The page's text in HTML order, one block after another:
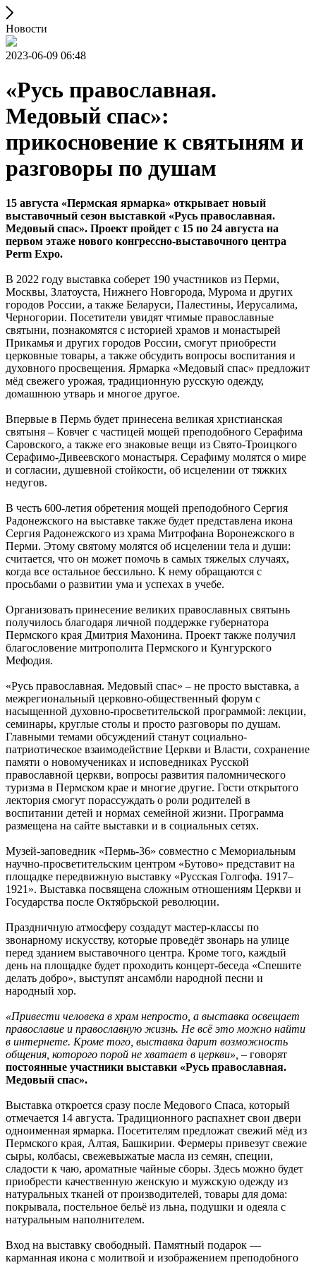
Новости
2023-06-09 06:48
«Русь православная.
Медовый спас»:
прикосновение к святыням и
разговоры по душам
15 августа «Пермская ярмарка» открывает новый
выставочный сезон выставкой «Русь православная.
Медовый спас». Проект пройдет с 15 по 24 августа на
первом этаже нового конгрессно-выставочного центра
Perm Expo.
В 2022 году выставка соберет 190 участников из Перми,
Москвы, Златоуста, Нижнего Новгорода, Мурома и других
городов России, а также Беларуси, Палестины, Иерусалима,
Черногории. Посетители увидят чтимые православные
святыни, познакомятся с историей храмов и монастырей
Прикамья и других городов России, смогут приобрести
церковные товары, а также обсудить вопросы воспитания и
духовного просвещения. Ярмарка «Медовый спас» предложит
мёд свежего урожая, традиционную русскую одежду,
домашнюю утварь и многое другое.
Впервые в Пермь будет принесена великая христианская
святыня – Ковчег с частицей мощей преподобного Серафима
Саровского, а также его знаковые вещи из Свято-Троицкого
Серафимо-Дивеевского монастыря. Серафиму молятся о мире
и согласии, душевной стойкости, об исцелении от тяжких
недугов.
В честь 600-летия обретения мощей преподобного Сергия
Радонежского на выставке также будет представлена икона
Сергия Радонежского из храма Митрофана Воронежского в
Перми. Этому святому молятся об исцелении тела и души:
считается, что он может помочь в самых тяжелых случаях,
когда все остальное бессильно. К нему обращаются с
просьбами о развитии ума и успехах в учебе.
Организовать принесение великих православных святынь
получилось благодаря личной поддержке губернатора
Пермского края Дмитрия Махонина. Проект также получил
благословение митрополита Пермского и Кунгурского
Мефодия.
«Русь православная. Медовый спас» – не просто выставка, а
межрегиональный церковно-общественный форум с
насыщенной духовно-просветительской программой: лекции,
семинары, круглые столы и просто разговоры по душам.
Главными темами обсуждений станут социально-
патриотическое взаимодействие Церкви и Власти, сохранение
памяти о новомучениках и исповедниках Русской
православной церкви, вопросы развития паломнического
туризма в Пермском крае и многие другие. Гости открытого
лектория смогут порассуждать о роли родителей в
воспитании детей и нормах семейной жизни. Программа
размещена на сайте выставки и в социальных сетях.
Музей-заповедник «Пермь-36» совместно с Мемориальным
научно-просветительским центром «Бутово» представит на
площадке передвижную выставку «Русская Голгофа. 1917–
1921». Выставка посвящена сложным отношениям Церкви и
Государства после Октябрьской революции.
Праздничную атмосферу создадут мастер-классы по
звонарному искусству, которые проведёт звонарь на улице
перед зданием выставочного центра. Кроме того, каждый
день на площадке будет проходить концерт-беседа «Спешите
делать добро», выступят ансамбли народной песни и
народный хор.
«Привести человека в храм непросто, а выставка освещает
православие и православную жизнь. Не всё это можно найти
в интернете. Кроме того, выставка дарит возможность
общения, которого порой не хватает в церкви», – говорят
постоянные участники выставки «Русь православная.
Медовый спас».
Выставка откроется сразу после Медового Спаса, который
отмечается 14 августа. Традиционного распахнет свои двери
одноименная ярмарка. Посетителям предложат свежий мёд из
Пермского края, Алтая, Башкирии. Фермеры привезут свежие
сыры, колбасы, свежевыжатые масла из семян, специи,
сладости к чаю, ароматные чайные сборы. Здесь можно будет
приобрести качественную женскую и мужскую одежду из
натуральных тканей от производителей, товары для дома:
покрывала, постельное бельё из льна, подушки и одеяла с
натуральным наполнителем.
Вход на выставку свободный. Памятный подарок —
карманная икона с молитвой и изображением преподобного